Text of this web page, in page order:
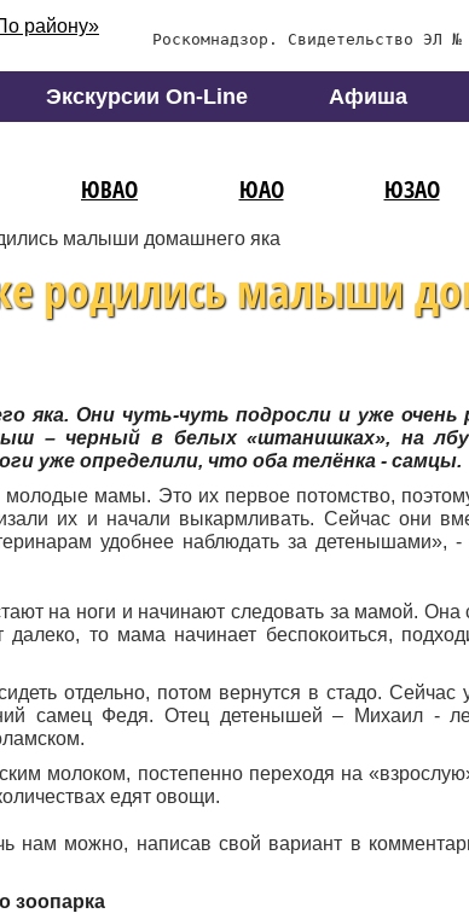
Роскомнадзор. Свидетельство ЭЛ
Экскурсии On-Line Афиша
ЮВАО ЮАО ЮЗАО
малыши домашнего яка
родились малыши
яка. Они чуть-чуть подросли и уже
– черный в белых «штанишках», на лбу
уже определили, что оба телёнка - самцы.
мамы. Это их первое потомство,
их и начали выкармливать. Сейчас они
удобнее наблюдать за детенышами», -
на ноги и начинают следовать за мамой. Она
то мама начинает беспокоиться,
отдельно, потом вернутся в стадо. Сейчас
самец Федя. Отец детенышей – Михаил -
молоком, постепенно переходя на
едят овощи.
можно, написав свой вариант в
зоопарка